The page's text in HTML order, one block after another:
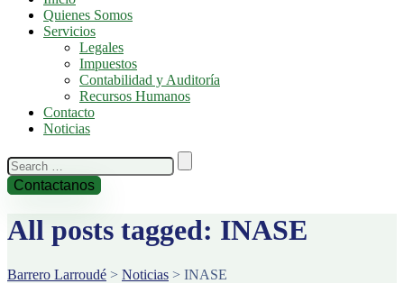
Quienes Somos
Servicios
Legales
Impuestos
Contabilidad y Auditoría
Recursos Humanos
Contacto
Noticias
Search
for:
Contactanos
All posts tagged: INASE
Barrero Larroudé > Noticias > INASE